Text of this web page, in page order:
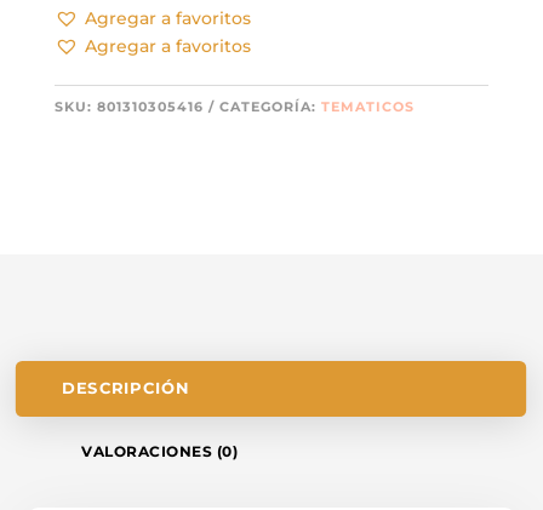
Agregar a favoritos
Agregar a favoritos
SKU: 801310305416 CATEGORÍA: TEMATICOS
DESCRIPCIÓN
VALORACIONES (0)